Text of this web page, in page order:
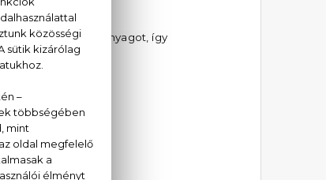
nem igényel műanyagot, így